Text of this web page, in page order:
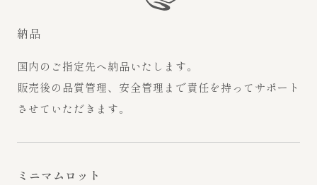
納品
国内のご指定先へ納品いたします。
販売後の品質管理、安全管理まで責任を持ってサポート
させていただきます。
ミニマムロット